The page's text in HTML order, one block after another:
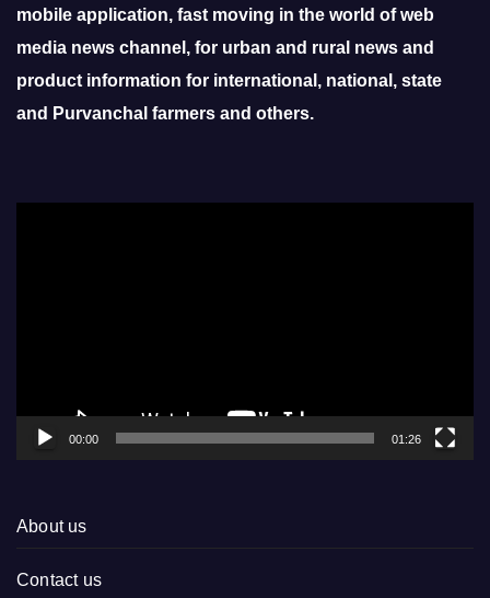
mobile application, fast moving in the world of web
media news channel, for urban and rural news and
product information for international, national, state
and Purvanchal farmers and others.
00:00 01:26
About us
Contact us